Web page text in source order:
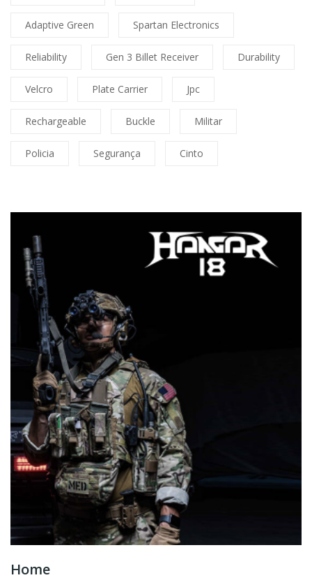
Adaptive Green Spartan Electronics
Reliability Gen 3 Billet Receiver Durability
Velcro Plate Carrier Jpc
Rechargeable Buckle Militar
Policia Segurança Cinto
Home